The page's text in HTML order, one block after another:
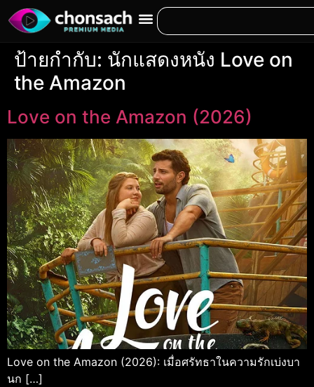
ป้ายกำกับ: นักแสดงหนัง Love on
the Amazon
Love on the Amazon (2026)
Love on the Amazon (2026): เมื่อศรัทธาในความรักเบ่งบา
นก […]